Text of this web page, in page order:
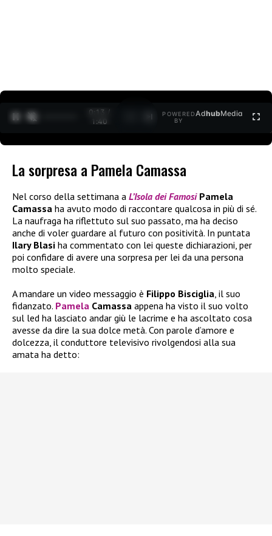
0:15 /
1:40
POWERED
BY
AdhubMedia
La sorpresa a Pamela Camassa
Nel corso della settimana a L’Isola dei Famosi Pamela
Camassa ha avuto modo di raccontare qualcosa in più di sé.
La naufraga ha riflettuto sul suo passato, ma ha deciso
anche di voler guardare al futuro con positività. In puntata
Ilary Blasi ha commentato con lei queste dichiarazioni, per
poi confidare di avere una sorpresa per lei da una persona
molto speciale.
A mandare un video messaggio è Filippo Bisciglia, il suo
fidanzato. Pamela Camassa appena ha visto il suo volto
sul led ha lasciato andar giù le lacrime e ha ascoltato cosa
avesse da dire la sua dolce metà. Con parole d’amore e
dolcezza, il conduttore televisivo rivolgendosi alla sua
amata ha detto: